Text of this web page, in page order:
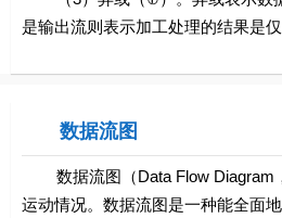
是输出流则表示加工处理的结果是
数据流图
数据流图（Data Flow Diagram，
运动情况。数据流图是一种能全面